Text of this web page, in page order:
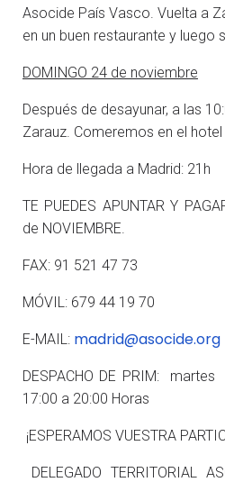
Asocide País Vasco. Vuelta a
en un buen restaurante y
DOMINGO 24 de noviembre
Después de desayunar, a las
Zarauz. Comeremos en el
Hora de llegada a Madrid: 21h
TE PUEDES APUNTAR Y
de NOVIEMBRE.
FAX: 91 521 47 73
MÓVIL: 679 44 19 70
E-MAIL: madrid@asocide.org
DESPACHO DE PRIM:
17:00 a 20:00 Horas
¡ESPERAMOS VUESTRA
DELEGADO TERRITORIAL